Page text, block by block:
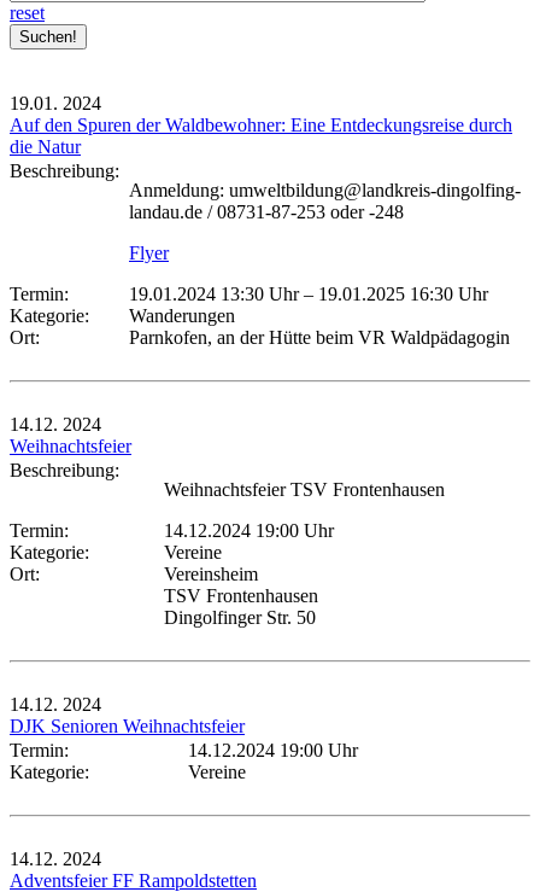
reset
19.01. 2024
Auf den Spuren der Waldbewohner: Eine Entdeckungsreise durch
die Natur
Beschreibung:
Anmeldung: umweltbildung@landkreis-dingolfing-
landau.de / 08731-87-253 oder -248
Flyer
Termin:
19.01.2024 13:30 Uhr– 19.01.2025 16:30 Uhr
Kategorie:
Wanderungen
Ort:
Parnkofen, an der Hütte beim VR Waldpädagogin
14.12. 2024
Weihnachtsfeier
Beschreibung:
Weihnachtsfeier TSV Frontenhausen
Termin:
14.12.2024 19:00 Uhr
Kategorie:
Vereine
Ort:
Vereinsheim
TSV Frontenhausen
Dingolfinger Str. 50
14.12. 2024
DJK Senioren Weihnachtsfeier
Termin:
14.12.2024 19:00 Uhr
Kategorie:
Vereine
14.12. 2024
Adventsfeier FF Rampoldstetten